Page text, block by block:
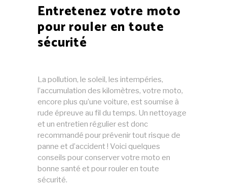
Entretenez votre moto
pour rouler en toute
sécurité
La pollution, le soleil, les intempéries,
l’accumulation des kilomètres, votre moto,
encore plus qu’une voiture, est soumise à
rude épreuve au fil du temps. Un nettoyage
et un entretien régulier est donc
recommandé pour prévenir tout risque de
panne et d’accident ! Voici quelques
conseils pour conserver votre moto en
bonne santé et pour rouler en toute
sécurité.